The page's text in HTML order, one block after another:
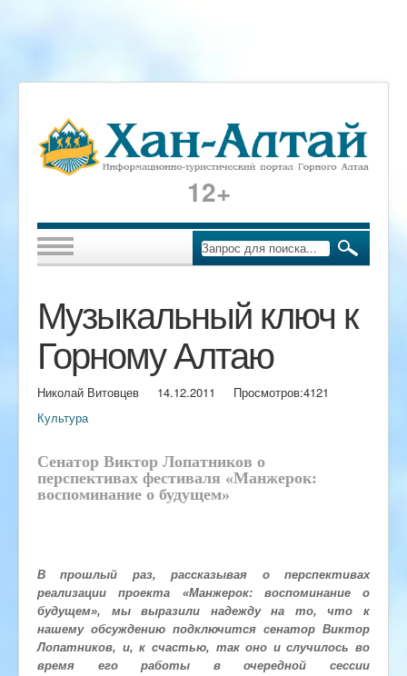
12+
Музыкальный ключ к
Горному Алтаю
Николай Витовцев 14.12.2011 Просмотров:4121
Культура
Сенатор Виктор Лопатников о
перспективах фестиваля «Манжерок:
воспоминание о будущем»
В прошлый раз, рассказывая о перспективах
реализации проекта «Манжерок: воспоминание о
будущем», мы выразили надежду на то, что к
нашему обсуждению подключится сенатор Виктор
Лопатников, и, к счастью, так оно и случилось во
время его работы в очередной сессии